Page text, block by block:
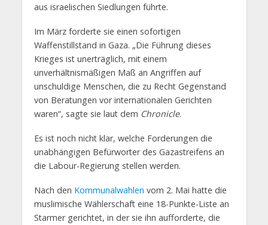
aus israelischen Siedlungen führte.
Im März forderte sie einen sofortigen
Waffenstillstand in Gaza. „Die Führung dieses
Krieges ist unerträglich, mit einem
unverhältnismäßigen Maß an Angriffen auf
unschuldige Menschen, die zu Recht Gegenstand
von Beratungen vor internationalen Gerichten
waren“, sagte sie laut dem Chronicle.
Es ist noch nicht klar, welche Forderungen die
unabhängigen Befürworter des Gazastreifens an
die Labour-Regierung stellen werden.
Nach den Kommunalwahlen vom 2. Mai hatte die
muslimische Wählerschaft eine 18-Punkte-Liste an
Starmer gerichtet, in der sie ihn aufforderte, die